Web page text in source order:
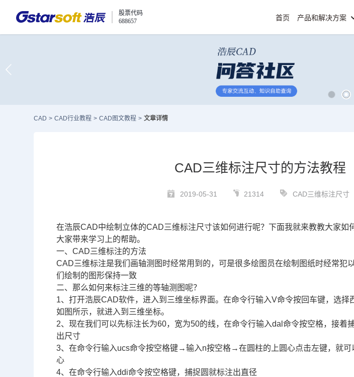
股票代码
688657
首页 产品和解决方案
CAD > CAD行业教程 > CAD图文教程 > 文章详情
CAD三维标注尺寸的方法教程
2019-05-31 21314 CAD三维标注尺寸
在浩辰CAD中绘制立体的CAD三维标注尺寸该如何进行呢？下面我就来教教大家如
大家带来学习上的帮助。
一、CAD三维标注的方法
CAD三维标注是我们画轴测图时经常用到的，可是很多绘图员在绘制图纸时经常犯
们绘制的图形保持一致
二、那么如何来标注三维的等轴测图呢？
1、打开浩辰CAD软件，进入到三维坐标界面。在命令行输入V命令按回车键，选
如图所示，就进入到三维坐标。
2、现在我们可以先标注长为60，宽为50的线，在命令行输入dal命令按空格，接着
出尺寸
3、在命令行输入ucs命令按空格键→输入n按空格→在圆柱的上圆心点击左键，就可
心
4、在命令行输入ddi命令按空格键，捕捉圆就标注出直径